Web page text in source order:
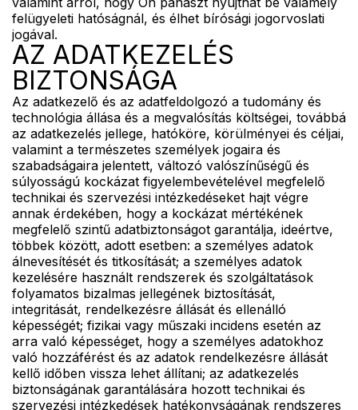
felügyeleti hatóságnál, és élhet bírósági jogorvoslati
jogával.
AZ ADATKEZELÉS
BIZTONSÁGA
Az adatkezelő és az adatfeldolgozó a tudomány és
technológia állása és a megvalósítás költségei, továbbá
az adatkezelés jellege, hatóköre, körülményei és céljai,
valamint a természetes személyek jogaira és
szabadságaira jelentett, változó valószínűségű és
súlyosságú kockázat figyelembevételével megfelelő
technikai és szervezési intézkedéseket hajt végre
annak érdekében, hogy a kockázat mértékének
megfelelő szintű adatbiztonságot garantálja, ideértve,
többek között, adott esetben: a személyes adatok
álnevesítését és titkosítását; a személyes adatok
kezelésére használt rendszerek és szolgáltatások
folyamatos bizalmas jellegének biztosítását,
integritását, rendelkezésre állását és ellenálló
képességét; fizikai vagy műszaki incidens esetén az
arra való képességet, hogy a személyes adatokhoz
való hozzáférést és az adatok rendelkezésre állását
kellő időben vissza lehet állítani; az adatkezelés
biztonságának garantálására hozott technikai és
szervezési intézkedések hatékonyságának rendszeres